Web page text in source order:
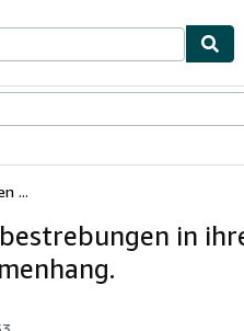
...
in